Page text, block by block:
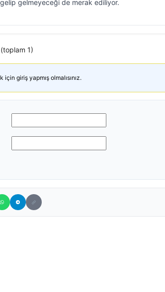
gelip gelmeyeceği de merak ediliyor.
1)
giriş yapmış olmalısınız.